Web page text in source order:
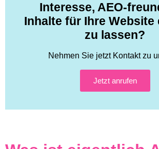
Interesse, AEO-
Inhalte für Ihre Website
zu lassen?
Nehmen Sie jetzt Kontakt zu
Jetzt anrufen